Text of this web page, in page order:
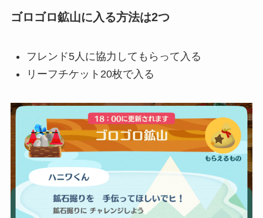
ゴロゴロ鉱山に入る方法は2つ
フレンド5人に協力してもらって入る
リーフチケット20枚で入る